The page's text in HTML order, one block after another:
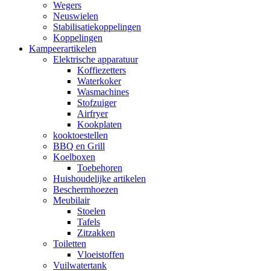
Wegers
Neuswielen
Stabilisatiekoppelingen
Koppelingen
Kampeerartikelen
Elektrische apparatuur
Koffiezetters
Waterkoker
Wasmachines
Stofzuiger
Airfryer
Kookplaten
kooktoestellen
BBQ en Grill
Koelboxen
Toebehoren
Huishoudelijke artikelen
Beschermhoezen
Meubilair
Stoelen
Tafels
Zitzakken
Toiletten
Vloeistoffen
Vuilwatertank